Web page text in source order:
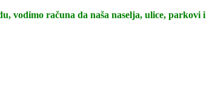
vodimo računa da naša naselja, ulice, parkovi i